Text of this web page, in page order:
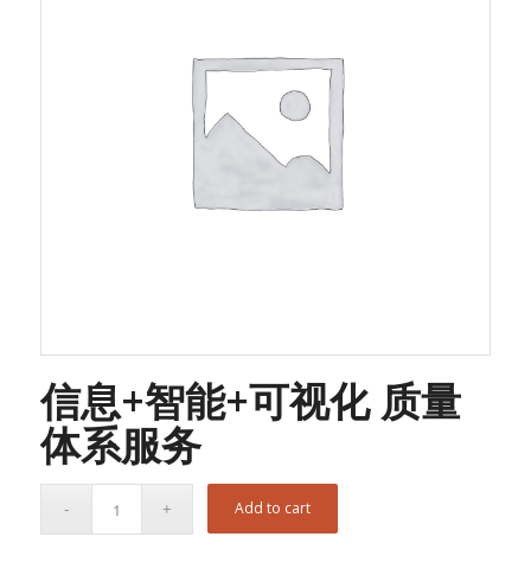
信息+智能+可视化 质量
体系服务
Add to cart